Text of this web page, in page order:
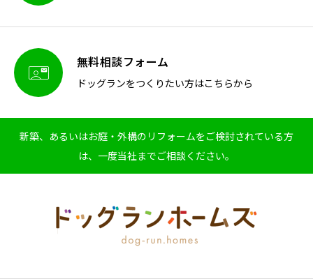
 無料相談フォーム
ドッグランをつくりたい方はこちらから
新築、あるいはお庭・外構のリフォームをご検討されている方
は、一度当社までご相談ください。